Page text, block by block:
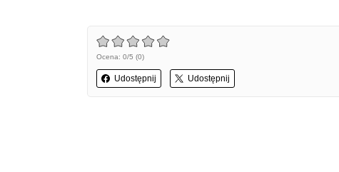
Ocena: 0/5 (0)
Udostępnij Udostępnij